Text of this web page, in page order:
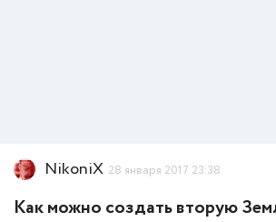
NikoniX 28 января 2017 23:38
Как можно создать вторую